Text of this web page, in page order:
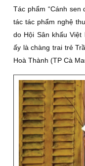
Tác phẩm “Cánh sen
tác tác phẩm nghệ
do Hội Sân khấu
ấy là chàng trai trẻ
Hoà Thành (TP Cà